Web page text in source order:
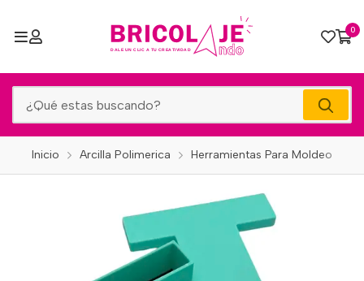
0
Inicio Arcilla Polimerica Herramientas Para Moldeo